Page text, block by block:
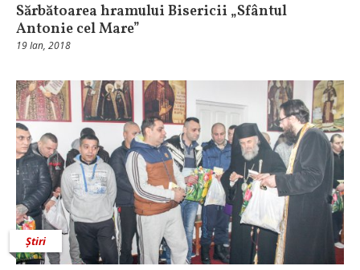
Sărbătoarea hramului Bisericii „Sfântul
Antonie cel Mare”
19 Ian, 2018
Știri